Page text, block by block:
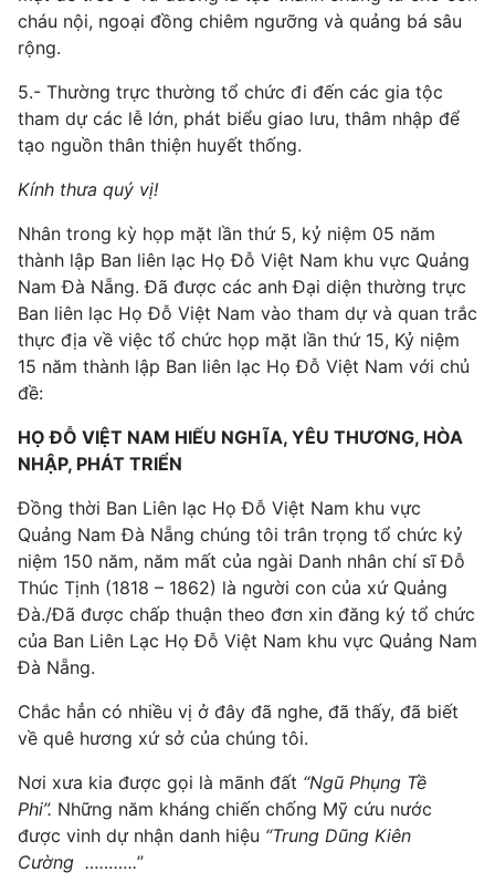
cháu nội, ngoại đồng chiêm ngưỡng và quảng bá sâu
rộng.
5.- Thường trực thường tổ chức đi đến các gia tộc
tham dự các lễ lớn, phát biểu giao lưu, thâm nhập để
tạo nguồn thân thiện huyết thống.
Kính thưa quý vị!
Nhân trong kỳ họp mặt lần thứ 5, kỷ niệm 05 năm
thành lập Ban liên lạc Họ Đỗ Việt Nam khu vực Quảng
Nam Đà Nẵng. Đã được các anh Đại diện thường trực
Ban liên lạc Họ Đỗ Việt Nam vào tham dự và quan trắc
thực địa về việc tổ chức họp mặt lần thứ 15, Kỷ niệm
15 năm thành lập Ban liên lạc Họ Đỗ Việt Nam với chủ
đề:
HỌ ĐỖ VIỆT NAM HIẾU NGHĨA, YÊU THƯƠNG, HÒA
NHẬP, PHÁT TRIỂN
Đồng thời Ban Liên lạc Họ Đỗ Việt Nam khu vực
Quảng Nam Đà Nẵng chúng tôi trân trọng tổ chức kỷ
niệm 150 năm, năm mất của ngài Danh nhân chí sĩ Đỗ
Thúc Tịnh (1818 – 1862) là người con của xứ Quảng
Đà./Đã được chấp thuận theo đơn xin đăng ký tổ chức
của Ban Liên Lạc Họ Đỗ Việt Nam khu vực Quảng Nam
Đà Nẵng.
Chắc hẳn có nhiều vị ở đây đã nghe, đã thấy, đã biết
về quê hương xứ sở của chúng tôi.
Nơi xưa kia được gọi là mãnh đất “Ngũ Phụng Tề
Phi”. Những năm kháng chiến chống Mỹ cứu nước
được vinh dự nhận danh hiệu “Trung Dũng Kiên
Cường ………..”